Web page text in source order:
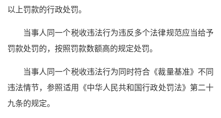
以上罚款的行政处罚。
当事人同一个税收违法行为违反多个法律规范应当给予
罚款处罚的，按照罚款数额高的规定处罚。
当事人同一个税收违法行为同时符合《裁量基准》不同
违法情节，参照适用《中华人民共和国行政处罚法》第二十
九条的规定。